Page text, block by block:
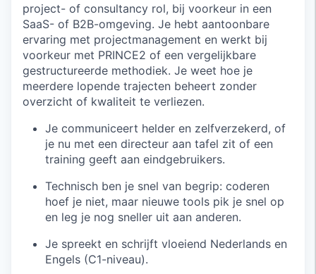
project- of consultancy rol, bij voorkeur in een
SaaS- of B2B-omgeving. Je hebt aantoonbare
ervaring met projectmanagement en werkt bij
voorkeur met PRINCE2 of een vergelijkbare
gestructureerde methodiek. Je weet hoe je
meerdere lopende trajecten beheert zonder
overzicht of kwaliteit te verliezen.
Je communiceert helder en zelfverzekerd, of
je nu met een directeur aan tafel zit of een
training geeft aan eindgebruikers.
Technisch ben je snel van begrip: coderen
hoef je niet, maar nieuwe tools pik je snel op
en leg je nog sneller uit aan anderen.
Je spreekt en schrijft vloeiend Nederlands en
Engels (C1-niveau).